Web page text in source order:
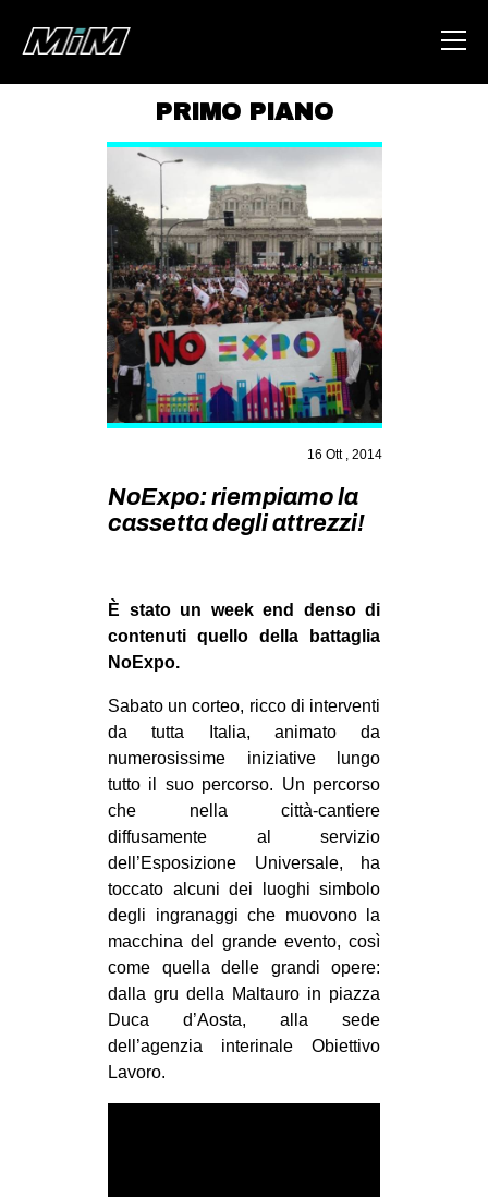
ABOUT
AREA
DEGENERAZIONE
GAZA FREESTYLE
CSOA LAMBRETTA
MSM
STUDENTI TSUNAMI
MILANO
MOBILITAZIONI
SPORT POPOLARE
ANTIFASCISMO
DIRITTO ALL’ABITARE
GENERI
MIGRAZIONI
PRECARIATO
REPRESSIONE
STUDENTI
CULTURE
ARTE
PRIMO PIANO
16 Ott , 2014
NoExpo: riempiamo la
cassetta degli attrezzi!
È stato un week end denso di
contenuti quello della battaglia
NoExpo.
Sabato un corteo, ricco di interventi
da tutta Italia, animato da
numerosissime iniziative lungo
tutto il suo percorso. Un percorso
che nella città-cantiere
diffusamente al servizio
dell’Esposizione Universale, ha
toccato alcuni dei luoghi simbolo
degli ingranaggi che muovono la
macchina del grande evento, così
come quella delle grandi opere:
dalla gru della Maltauro in piazza
Duca d’Aosta, alla sede
dell’agenzia interinale Obiettivo
Lavoro.